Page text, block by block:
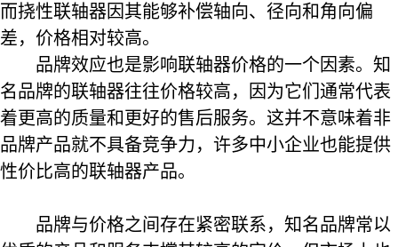
而挠性联轴器因其能够补偿轴向、径向和角向偏
差，价格相对较高。
品牌效应也是影响联轴器价格的一个因素。知
名品牌的联轴器往往价格较高，因为它们通常代表
着更高的质量和更好的售后服务。这并不意味着非
品牌产品就不具备竞争力，许多中小企业也能提供
性价比高的联轴器产品。
品牌与价格之间存在紧密联系，知名品牌常以